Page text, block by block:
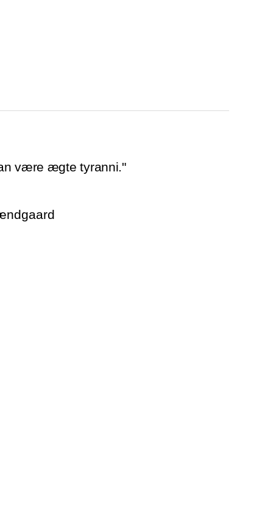
være ægte tyranni."